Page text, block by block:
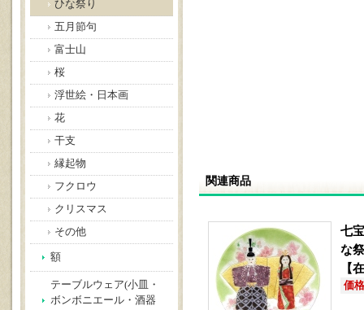
ひな祭り
五月節句
富士山
桜
浮世絵・日本画
花
干支
縁起物
フクロウ
クリスマス
その他
額
テーブルウェア(小皿・
ボンボニエール・酒器
関連商品
七
な
【
価